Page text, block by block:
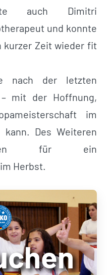
auch Dimitri
und konnte
kurzer Zeit wieder fit
nach der letzten
mit der Hoffnung,
im
kann. Des Weiteren
für ein
Herbst.